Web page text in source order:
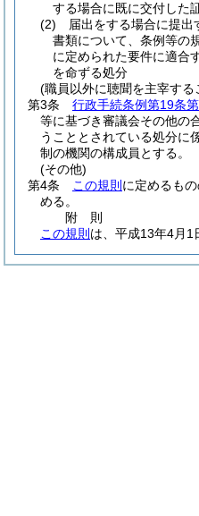
する場合に既に交付した
(2)
届出をする場合に提
書類について、条例等の
に定められた要件に適合
を命ずる処分
(職員以外に聴聞を主宰する
第3条
行政手続条例第19条
等に基づき審議会その他の
うこととされている処分に
制の機関の構成員とする。
(その他)
第4条
この規則 に定めるも
める。
附 則
この規則 は、平成13年4月1